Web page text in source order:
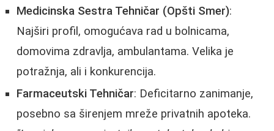
Medicinska Sestra Tehničar (Opšti Smer):
Najširi profil, omogućava rad u bolnicama,
domovima zdravlja, ambulantama. Velika je
potražnja, ali i konkurencija.
Farmaceutski Tehničar: Deficitarno zanimanje,
posebno sa širenjem mreže privatnih apoteka.